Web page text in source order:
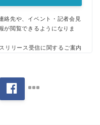
絡先や、イベント・記者会見
が閲覧できるようになりま
リリース受信に関するご案内